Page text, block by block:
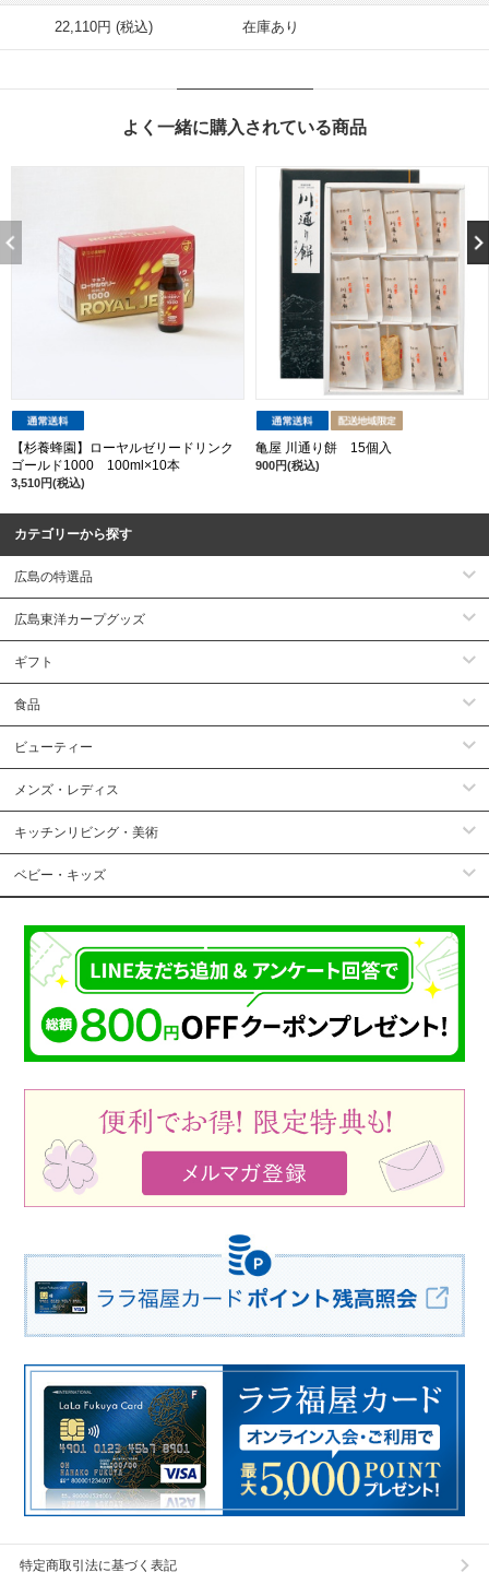
22,110円 (税込) 在庫あり
よく一緒に購入されている商品
【杉養蜂園】ローヤルゼリードリンク
ゴールド1000 100ml×10本
3,510円(税込)
亀屋 川通り餅 15個入
900円(税込)
カテゴリーから探す
広島の特選品
広島東洋カープグッズ
ギフト
食品
ビューティー
メンズ・レディス
キッチンリビング・美術
ベビー・キッズ
特定商取引法に基づく表記